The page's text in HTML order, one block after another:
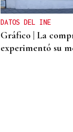
DATOS DEL INE
Gráfico | La
experimentó su